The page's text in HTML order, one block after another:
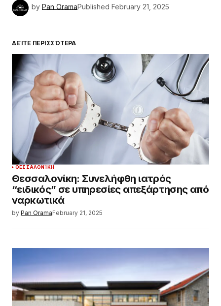
by Pan OramaPublished February 21, 2025
ΔΕΊΤΕ ΠΕΡΙΣΣΌΤΕΡΑ
ΘΕΣΣΑΛΟΝΊΚΗ
Θεσσαλονίκη: Συνελήφθη ιατρός
“ειδικός” σε υπηρεσίες απεξάρτησης από
ναρκωτικά
by Pan OramaFebruary 21, 2025